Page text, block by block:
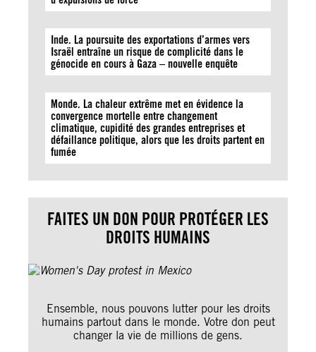
Inde. La poursuite des exportations d’armes vers
Israël entraîne un risque de complicité dans le
génocide en cours à Gaza – nouvelle enquête
Monde. La chaleur extrême met en évidence la
convergence mortelle entre changement
climatique, cupidité des grandes entreprises et
défaillance politique, alors que les droits partent en
fumée
FAITES UN DON POUR PROTÉGER LES
DROITS HUMAINS
Ensemble, nous pouvons lutter pour les droits
humains partout dans le monde. Votre don peut
changer la vie de millions de gens.